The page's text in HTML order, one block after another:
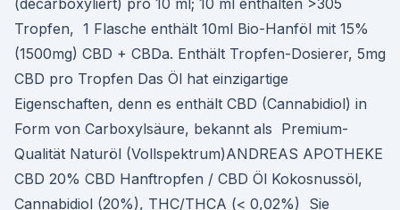
(decarboxyliert) pro 10 ml; 10 ml enthalten >305
Tropfen, 1 Flasche enthält 10ml Bio-Hanföl mit 15%
(1500mg) CBD + CBDa. Enthält Tropfen-Dosierer, 5mg
CBD pro Tropfen Das Öl hat einzigartige
Eigenschaften, denn es enthält CBD (Cannabidiol) in
Form von Carboxylsäure, bekannt als Premium-
Qualität Naturöl (Vollspektrum)ANDREAS APOTHEKE
CBD 20% CBD Hanftropfen / CBD Öl Kokosnussöl,
Cannabidiol (20%), THC/THCA (< 0,02%) Sie